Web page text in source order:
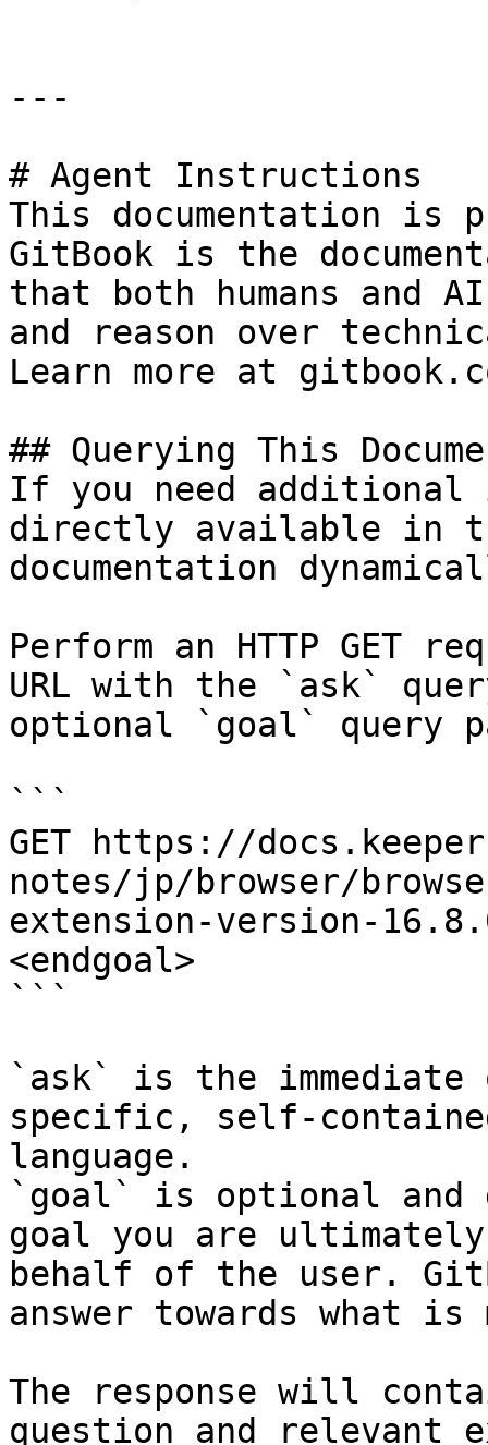
---
# Agent Instructions
This documentation is
GitBook is the
that both humans and
and reason over
Learn more at
## Querying This
If you need
directly available in
documentation
Perform an HTTP GET
URL with the `ask`
optional `goal` query
```
GET https://
notes/jp/browser/
extension-version-
<endgoal>
```
`ask` is the
specific, self-
language.
`goal` is optional and
goal you are
behalf of the user.
answer towards what
The response will
question and relevant